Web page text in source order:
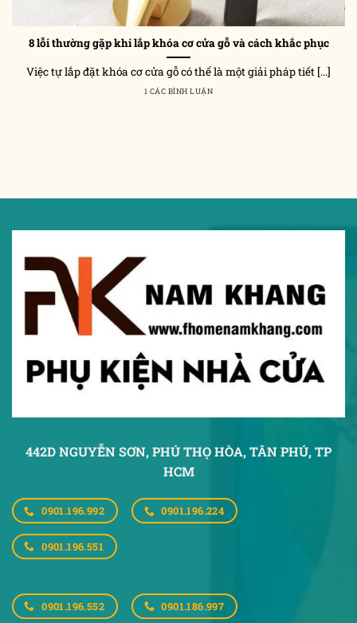
8 lỗi thường gặp khi lắp khóa cơ cửa gỗ và cách khắc phục
Việc tự lắp đặt khóa cơ cửa gỗ có thể là một giải pháp tiết [...]
1 CÁC BÌNH LUẬN
442D NGUYỄN SƠN, PHÚ THỌ HÒA,TÂN PHÚ, TP
HCM
0901.196.992 0901.196.224
0901.196.551
0901.196.552 0901.186.997